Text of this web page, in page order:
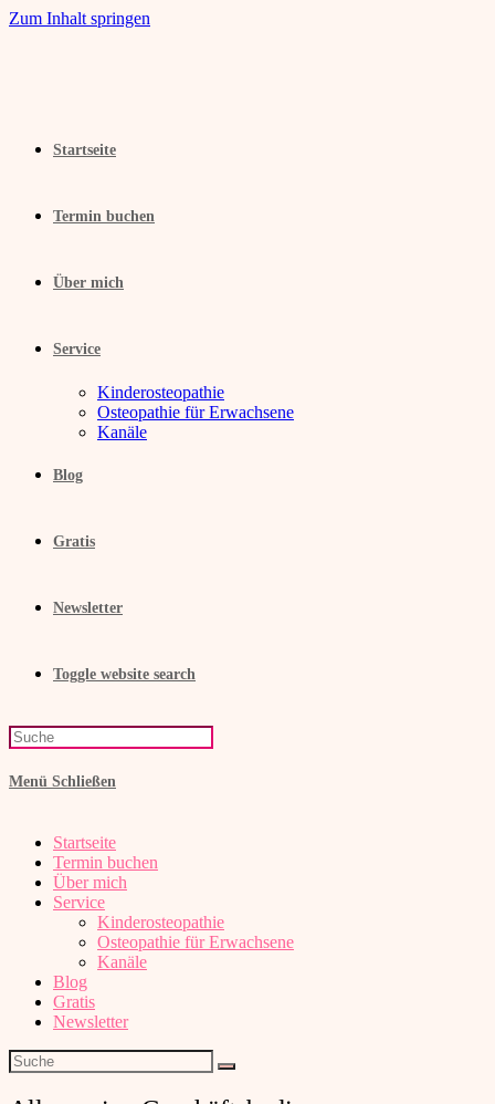
Zum Inhalt springen
Startseite
Termin buchen
Über mich
Service
Kinderosteopathie
Osteopathie für Erwachsene
Kanäle
Blog
Gratis
Newsletter
Toggle website search
Menü Schließen
Startseite
Termin buchen
Über mich
Service
Kinderosteopathie
Osteopathie für Erwachsene
Kanäle
Blog
Gratis
Newsletter